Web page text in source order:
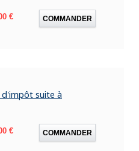
€ COMMANDER
suite à
€ COMMANDER